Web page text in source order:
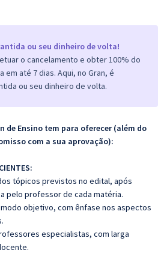
ou seu dinheiro de volta!
o cancelamento e obter 100% do
em até 7 dias. Aqui, no Gran, é
ou seu dinheiro de volta.
de Ensino tem para oferecer (além do
com a sua aprovação):
tópicos previstos no edital, após
pelo professor de cada matéria.
objetivo, com ênfase nos aspectos
especialistas, com larga